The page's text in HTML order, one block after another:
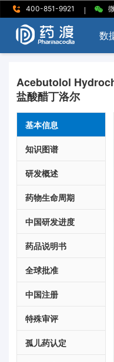
400-851-9921 |
数
Acebutolol
盐酸醋丁洛尔
基本信息
知识图谱
研发概述
药物生命周期
中国研发进度
药品说明书
全球批准
中国注册
特殊审评
孤儿药认定